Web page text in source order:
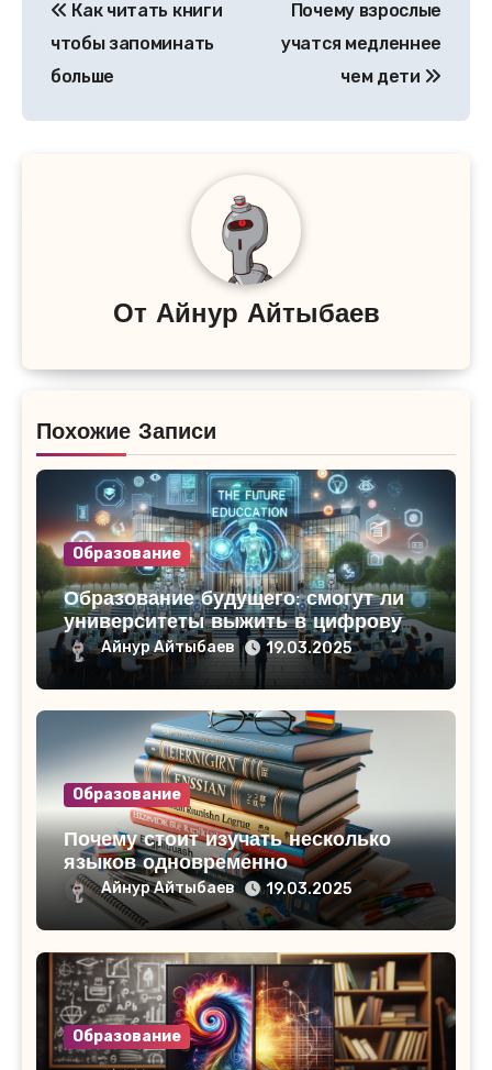
по
записям
Как читать книги
чтобы запоминать
больше
Почему взрослые
учатся медленнее
чем дети
От Айнур Айтыбаев
Похожие Записи
Образование
Образование будущего: смогут ли
университеты выжить в цифровую
эпохуАйнур Айтыбаев 19.03.2025
Образование
Почему стоит изучать несколько
языков одновременно
Айнур Айтыбаев 19.03.2025
Образование